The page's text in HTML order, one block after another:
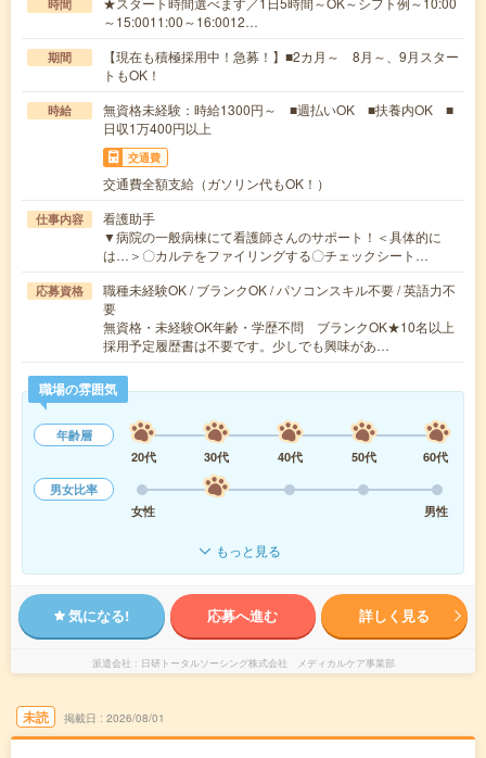
時間
～15:0011:00～16:0012…
期間
【現在も積極採用中！急募！】■2カ月～ 8月～、9月スター
トもOK！
時給
無資格未経験：時給1300円～ ■週払いOK ■扶養内OK ■
日収1万400円以上
交通費
交通費全額支給（ガソリン代もOK！）
仕事内容
看護助手
▼病院の一般病棟にて看護師さんのサポート！＜具体的に
は…＞〇カルテをファイリングする〇チェックシート…
応募資格
職種未経験OK / ブランクOK / パソコンスキル不要 / 英語力不
要
無資格・未経験OK年齢・学歴不問 ブランクOK★10名以上
採用予定履歴書は不要です。少しでも興味があ…
職場の雰囲気
年齢層
20代
30代 40代 50代
60代
男女比率
女性
男性
もっと見る
気になる! 応募へ進む 詳しく見る
派遣会社 日研トータルソーシング株式会社 メディカルケア事業部
未読 掲載日 2026/08/01